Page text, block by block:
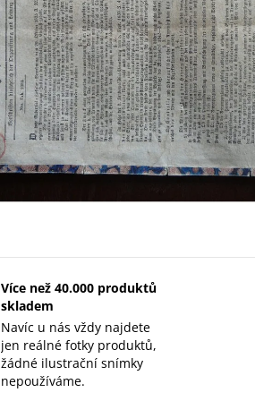
Více než 40.000 produktů
skladem
Navíc u nás vždy najdete
jen reálné fotky produktů,
žádné ilustrační snímky
nepoužíváme.